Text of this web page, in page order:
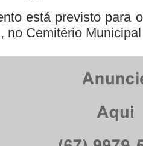
está previsto para
no Cemitério